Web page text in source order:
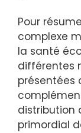
Pour
complexe
la santé
différentes
présentées
distribution
primordial